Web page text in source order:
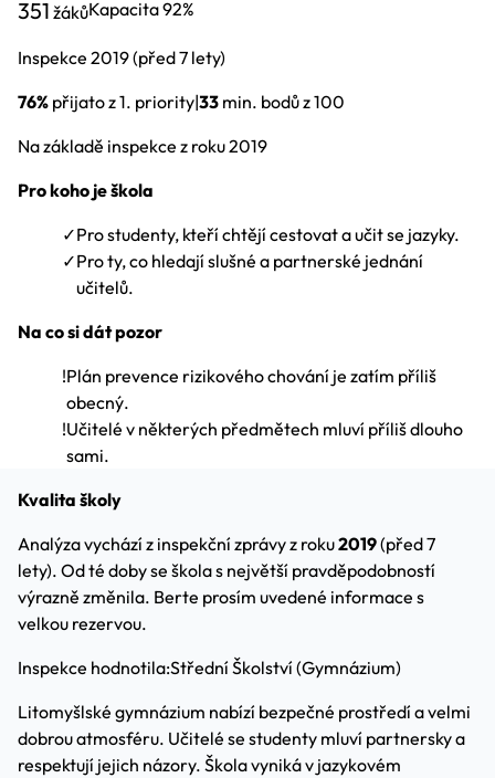
351 žákůKapacita92%
Inspekce 2019(před 7 lety)
76% přijato z 1. priority|33 min. bodů z 100
Na základě inspekce z roku 2019
Pro koho je škola
✓Pro studenty, kteří chtějí cestovat a učit se jazyky.
✓Pro ty, co hledají slušné a partnerské jednání
učitelů.
Na co si dát pozor
!Plán prevence rizikového chování je zatím příliš
obecný.
!Učitelé v některých předmětech mluví příliš dlouho
sami.
Kvalita školy
Analýza vychází z inspekční zprávy z roku2019(před 7
lety). Od té doby se škola s největší pravděpodobností
výrazně změnila. Berte prosím uvedené informace s
velkou rezervou.
Inspekce hodnotila:Střední Školství (Gymnázium)
Litomyšlské gymnázium nabízí bezpečné prostředí a velmi
dobrou atmosféru. Učitelé se studenty mluví partnersky a
respektují jejich názory. Škola vyniká v jazykovém